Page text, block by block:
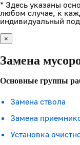
* Здесь указаны
любом случае, к
индивидуальный
×
Замена
Основные группы
Замена ствола
Замена
Установка